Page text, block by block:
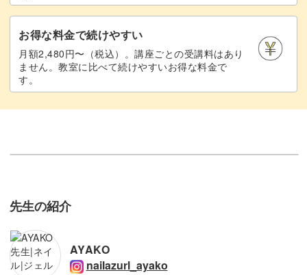
お得な料金で続けやすい
月額2,480円〜（税込）。講座ごとの受講料はあり
ません。教室に比べて続けやすいお得な料金で
す。
先生の紹介
AYAKO
nailazurl_ayako